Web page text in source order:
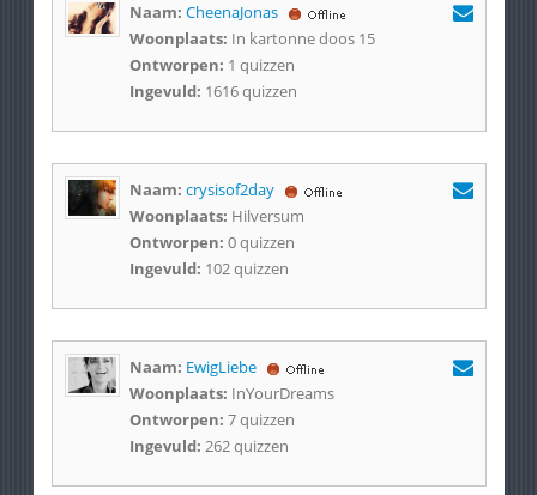
Naam: CheenaJonas
Woonplaats: In kartonne doos 15
Ontworpen: 1 quizzen
Ingevuld: 1616 quizzen
Naam: crysisof2day
Woonplaats: Hilversum
Ontworpen: 0 quizzen
Ingevuld: 102 quizzen
Naam: EwigLiebe
Woonplaats: InYourDreams
Ontworpen: 7 quizzen
Ingevuld: 262 quizzen